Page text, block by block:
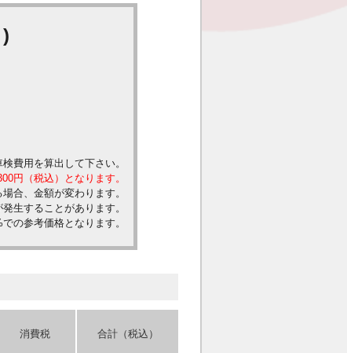
費用を算出して下さい。
円（税込）となります。
合、金額が変わります。
生することがあります。
の参考価格となります。
消費税
合計（税込）